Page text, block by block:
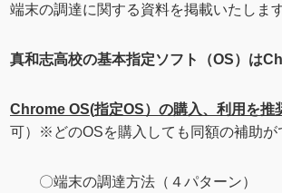
端末の調達に関する資料を掲載いたします
真和志高校の基本指定ソフト（OS）は
Chrome OS(指定OS）の購入、利用を推
可）※どのOSを購入しても同額の補助が
〇端末の調達方法（４パターン）